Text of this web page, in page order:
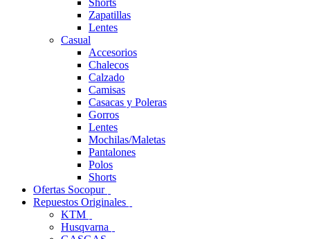
Shorts
Zapatillas
Lentes
Casual
Accesorios
Chalecos
Calzado
Camisas
Casacas y Poleras
Gorros
Lentes
Mochilas/Maletas
Pantalones
Polos
Shorts
Ofertas Socopur
Repuestos Originales
KTM
Husqvarna